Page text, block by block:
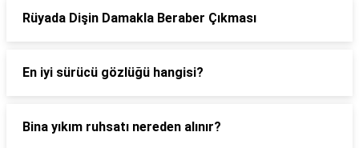
Rüyada Dişin Damakla Beraber Çıkması
En iyi sürücü gözlüğü hangisi?
Bina yıkım ruhsatı nereden alınır?